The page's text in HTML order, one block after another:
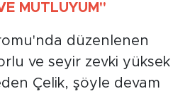
MUTLUYUM"
düzenlenen
ve seyir zevki yüksek
Çelik, şöyle devam